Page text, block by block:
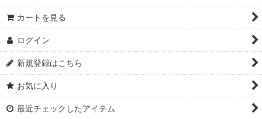
カートを見る
ログイン
新規登録はこちら
お気に入り
最近チェックしたアイテム